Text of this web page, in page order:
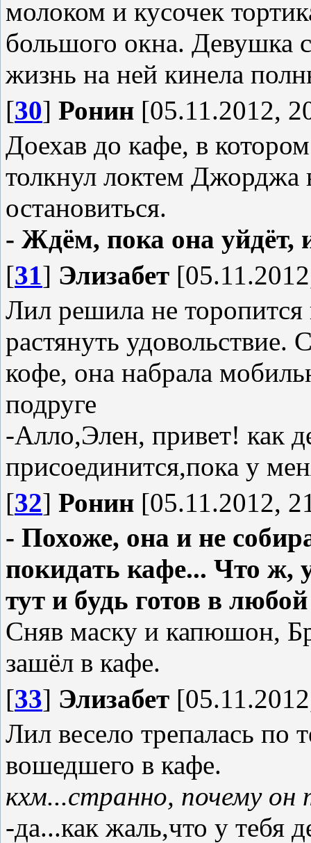
молоком и кусочек
большого окна. Девушка
жизнь на ней кинела
[30] Ронин [05.11.2012,
Доехав до кафе, в
толкнул локтем Джорджа
остановиться.
- Ждём, пока она уйдёт,
[31] Элизабет
Лил решила не торопится
растянуть удовольствие.
кофе, она набрала
подруге
-Алло,Элен, привет! как
присоединится,пока у
[32] Ронин [05.11.2012,
- Похоже, она и не
покидать кафе... Что ж,
тут и будь готов в
Сняв маску и капюшон,
зашёл в кафе.
[33] Элизабет
Лил весело трепалась по
вошедшего в кафе.
кхм...странно, почему
-да...как жаль,что у тебя